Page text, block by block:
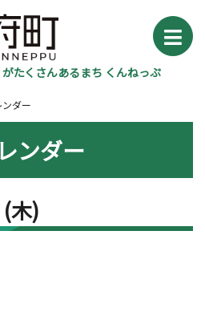
がたくさんあるまち くんねっぷ
ダー
ンダー
(木)